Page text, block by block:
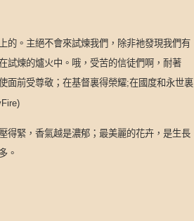
的。主絕不會來試煉我們，除非祂發現我們有
試煉的爐火中。哦，受苦的信徒們啊，耐著
面前受尊敬；在基督裏得榮耀;在國度和永世裏
得緊，香氣越是濃郁；最美麗的花卉，是生長
。